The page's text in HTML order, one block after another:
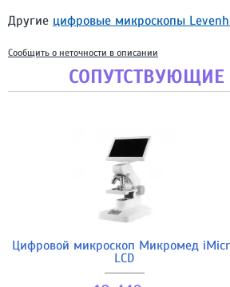
Другие цифровые микроскопы
Сообщить о неточности в описании
СОПУТСТВУЮЩИЕ
Цифровой микроскоп Микромед
LCD